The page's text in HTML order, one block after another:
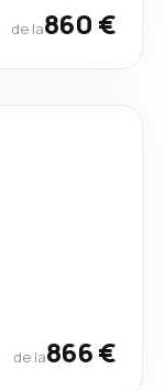
de la860 €
de la866 €